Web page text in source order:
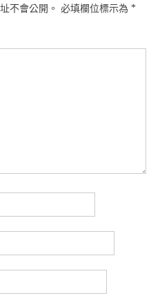
不會公開。 必填欄位標示為 *